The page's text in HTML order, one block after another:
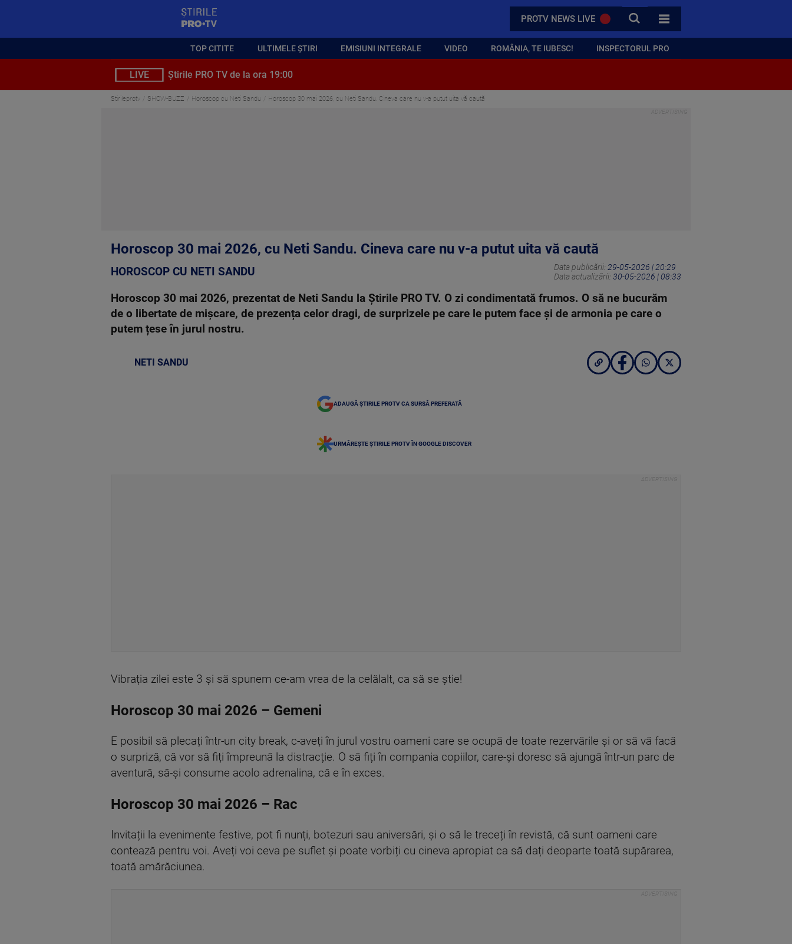
PROTV NEWS LIVE CAUTA
TOATE CATEGORIILE
TOP CITITE ULTIMELE ȘTIRI EMISIUNI INTEGRALE VIDEO ROMÂNIA, TE IUBESC! INSPECTORUL PRO
LIVE Știrile PRO TV de la ora 19:00
Stirileprotv SHOW-BUZZ Horoscop cu Neti Sandu Horoscop 30 mai 2026, cu Neti Sandu. Cineva care nu v-a putut uita vă caută
Horoscop 30 mai 2026, cu Neti Sandu. Cineva care nu v-a putut uita vă caută
HOROSCOP CU NETI SANDU Data publicării: 29-05-2026 | 20:29
Data actualizării: 30-05-2026 | 08:33
Horoscop 30 mai 2026, prezentat de Neti Sandu la Știrile PRO TV. O zi condimentată frumos. O să ne bucurăm
de o libertate de mișcare, de prezența celor dragi, de surprizele pe care le putem face și de armonia pe care o
putem țese în jurul nostru.
NETI SANDU
ADAUGĂ ȘTIRILE PROTV CA SURSĂ PREFERATĂ
URMĂREȘTE ȘTIRILE PROTV ÎN GOOGLE DISCOVER
Vibrația zilei este 3 și să spunem ce-am vrea de la celălalt, ca să se știe!
Horoscop 30 mai 2026 – Gemeni
E posibil să plecați într-un city break, c-aveți în jurul vostru oameni care se ocupă de toate rezervările și or să vă facă
o surpriză, că vor să fiți împreună la distracție. O să fiți în compania copiilor, care-și doresc să ajungă într-un parc de
aventură, să-și consume acolo adrenalina, că e în exces.
Horoscop 30 mai 2026 – Rac
Invitații la evenimente festive, pot fi nunți, botezuri sau aniversări, și o să le treceți în revistă, că sunt oameni care
contează pentru voi. Aveți voi ceva pe suflet și poate vorbiți cu cineva apropiat ca să dați deoparte toată supărarea,
toată amărăciunea.